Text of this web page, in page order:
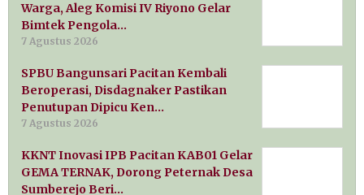
Warga, Aleg Komisi IV Riyono Gelar
Bimtek Pengola…
7 Agustus 2026
SPBU Bangunsari Pacitan Kembali
Beroperasi, Disdagnaker Pastikan
Penutupan Dipicu Ken…
7 Agustus 2026
KKNT Inovasi IPB Pacitan KAB01 Gelar
GEMA TERNAK, Dorong Peternak Desa
Sumberejo Beri…